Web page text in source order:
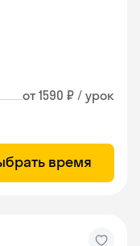
от 1590 ₽ / урок
время